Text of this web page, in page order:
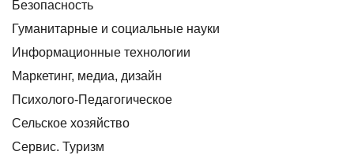
Безопасность
Гуманитарные и социальные науки
Информационные технологии
Маркетинг, медиа, дизайн
Психолого-Педагогическое
Сельское хозяйство
Сервис. Туризм